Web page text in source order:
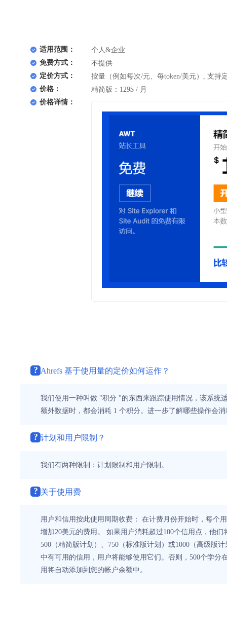
适用范围：
个人&企业
免费方式：
不提供
定价方式：
按量（例如每次/元、每token/美元）, 支持
价格：
精简版：129$ / 月
价格详情：
? Ahrefs 基于使用量的定价如何运作？
我们使用一种叫做 "积分 "的东西来跟踪使用情况，该系统
额外数据时，都会消耗 1 个积分。进一步了解哪些操作会
? 计划和用户限制？
我们有两种限制：计划限制和用户限制。
? 关于使用费
用户和信用按此使用周期收费： 在计费月份开始时，每个
增加20美元的费用。 如果用户消耗超过100个信用点，他
500（精简版计划）、750（标准版计划）或1000（高级版
中有可用的信用，用户将能够使用它们。否则，500个学
用将自动添加到您的帐户余额中。